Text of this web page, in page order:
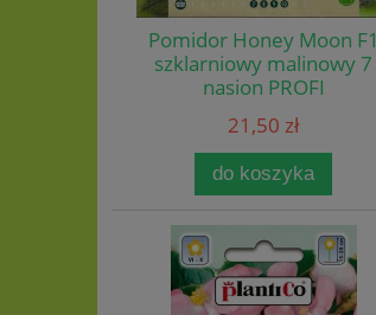
Pomidor Honey Moon F1
szklarniowy malinowy 7
nasion PROFI
21,50 zł
do koszyka